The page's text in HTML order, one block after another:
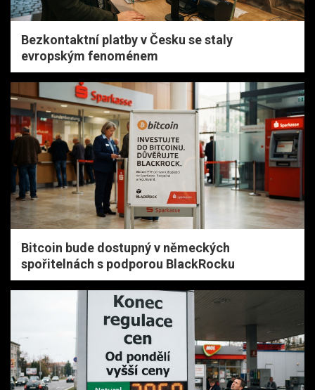
Bezkontaktní platby v Česku se staly
evropským fenoménem
Bitcoin bude dostupný v německých
spořitelnách s podporou BlackRocku